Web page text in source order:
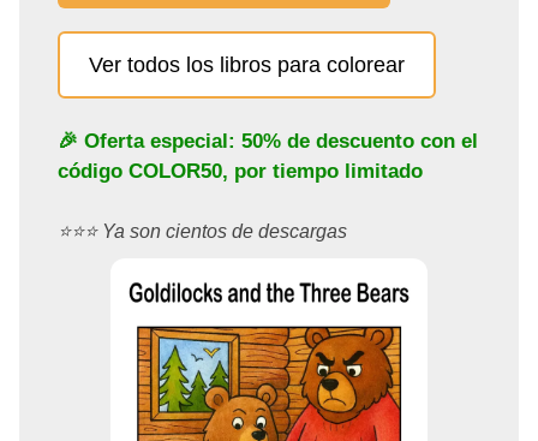
Ver todos los libros para colorear
🎉 Oferta especial: 50% de descuento con el
código COLOR50, por tiempo limitado
⭐️⭐️⭐️ Ya son cientos de descargas